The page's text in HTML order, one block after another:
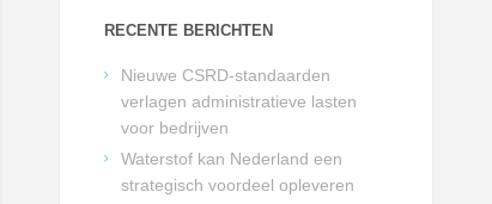
RECENTE BERICHTEN
Nieuwe CSRD-standaarden
verlagen administratieve lasten
voor bedrijven
Waterstof kan Nederland een
strategisch voordeel opleveren